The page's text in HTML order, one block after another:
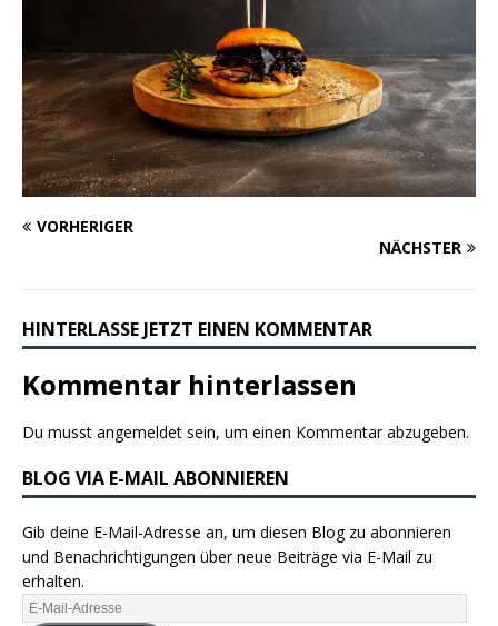
VORHERIGER
NÄCHSTER
HINTERLASSE JETZT EINEN KOMMENTAR
Kommentar hinterlassen
Du musst angemeldet sein, um einen Kommentar abzugeben.
BLOG VIA E-MAIL ABONNIEREN
Gib deine E-Mail-Adresse an, um diesen Blog zu abonnieren
und Benachrichtigungen über neue Beiträge via E-Mail zu
erhalten.